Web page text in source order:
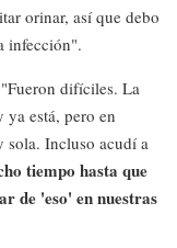
orinar, así que debo
infección".
difíciles. La
ya está, pero en
sola. Incluso acudí a
tiempo hasta que
de 'eso' en nuestras